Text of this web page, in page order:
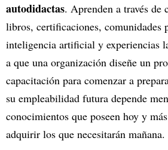
autodidactas. Aprenden a través de
libros, certificaciones, comunidades
inteligencia artificial y experiencias
a que una organización diseñe un
capacitación para comenzar a
su empleabilidad futura depende
conocimientos que poseen hoy y
adquirir los que necesitarán mañana.